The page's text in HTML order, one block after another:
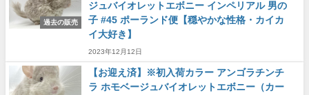
過去の販売
ジュバイオレットエボニー インペリアル 男の
子 #45 ポーランド便【穏やかな性格・カイカ
イ大好き】
2023年12月12日
【お迎え済】※初入荷カラー アンゴラチンチ
ラ ホモベージュバイオレットエボニー（カー